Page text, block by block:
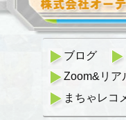
ブログ
Zoom&リア
まちゃレコ